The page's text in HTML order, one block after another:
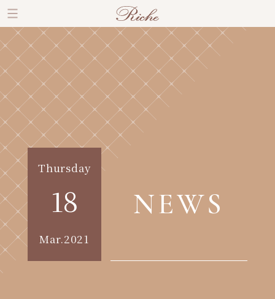
Thursday
18
Mar.2021
NEWS